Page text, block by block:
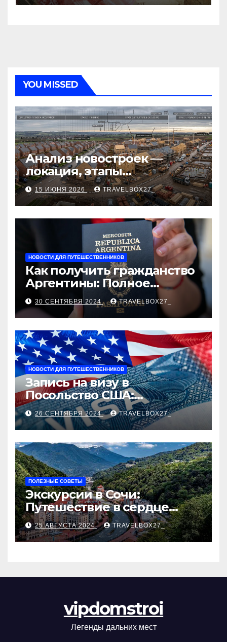
YOU MISSED
Анализ новостроек —
локация, этапы
строительства, проверка
застройщика, сценарии
оформления сделки и
рыночные ориентиры
15 ИЮНЯ 2026 TRAVELBOX27_
НОВОСТИ ДЛЯ ПУТЕШЕСТВЕННИКОВ
Как получить гражданство
Аргентины: Полное
руководство
30 СЕНТЯБРЯ 2024 TRAVELBOX27_
НОВОСТИ ДЛЯ ПУТЕШЕСТВЕННИКОВ
Запись на визу в
Посольство США:
Пошаговое руководство
26 СЕНТЯБРЯ 2024 TRAVELBOX27_
ПОЛЕЗНЫЕ СОВЕТЫ
Экскурсии в Сочи:
Путешествие в сердце
Черноморского курорта
25 АВГУСТА 2024 TRAVELBOX27_
vipdomstroi
Легенды дальних мест